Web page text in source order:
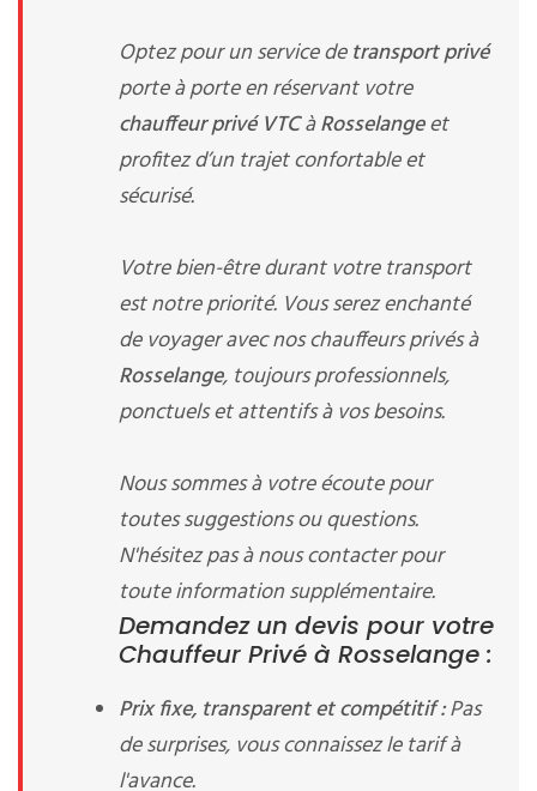
Optez pour un service detransport privé
porte à porte en réservant votre
chauffeur privé VTCàRosselangeet
profitez d’un trajet confortable et
sécurisé.
Votre bien-être durant votre transport
est notre priorité. Vous serez enchanté
de voyager avec nos chauffeurs privés à
Rosselange, toujours professionnels,
ponctuels et attentifs à vos besoins.
Nous sommes à votre écoute pour
toutes suggestions ou questions.
N'hésitez pas à nous contacter pour
toute information supplémentaire.
Demandez un devis pour votre
Chauffeur Privé à Rosselange :
Prix fixe, transparent et compétitif :Pas
de surprises, vous connaissez le tarif à
l'avance.